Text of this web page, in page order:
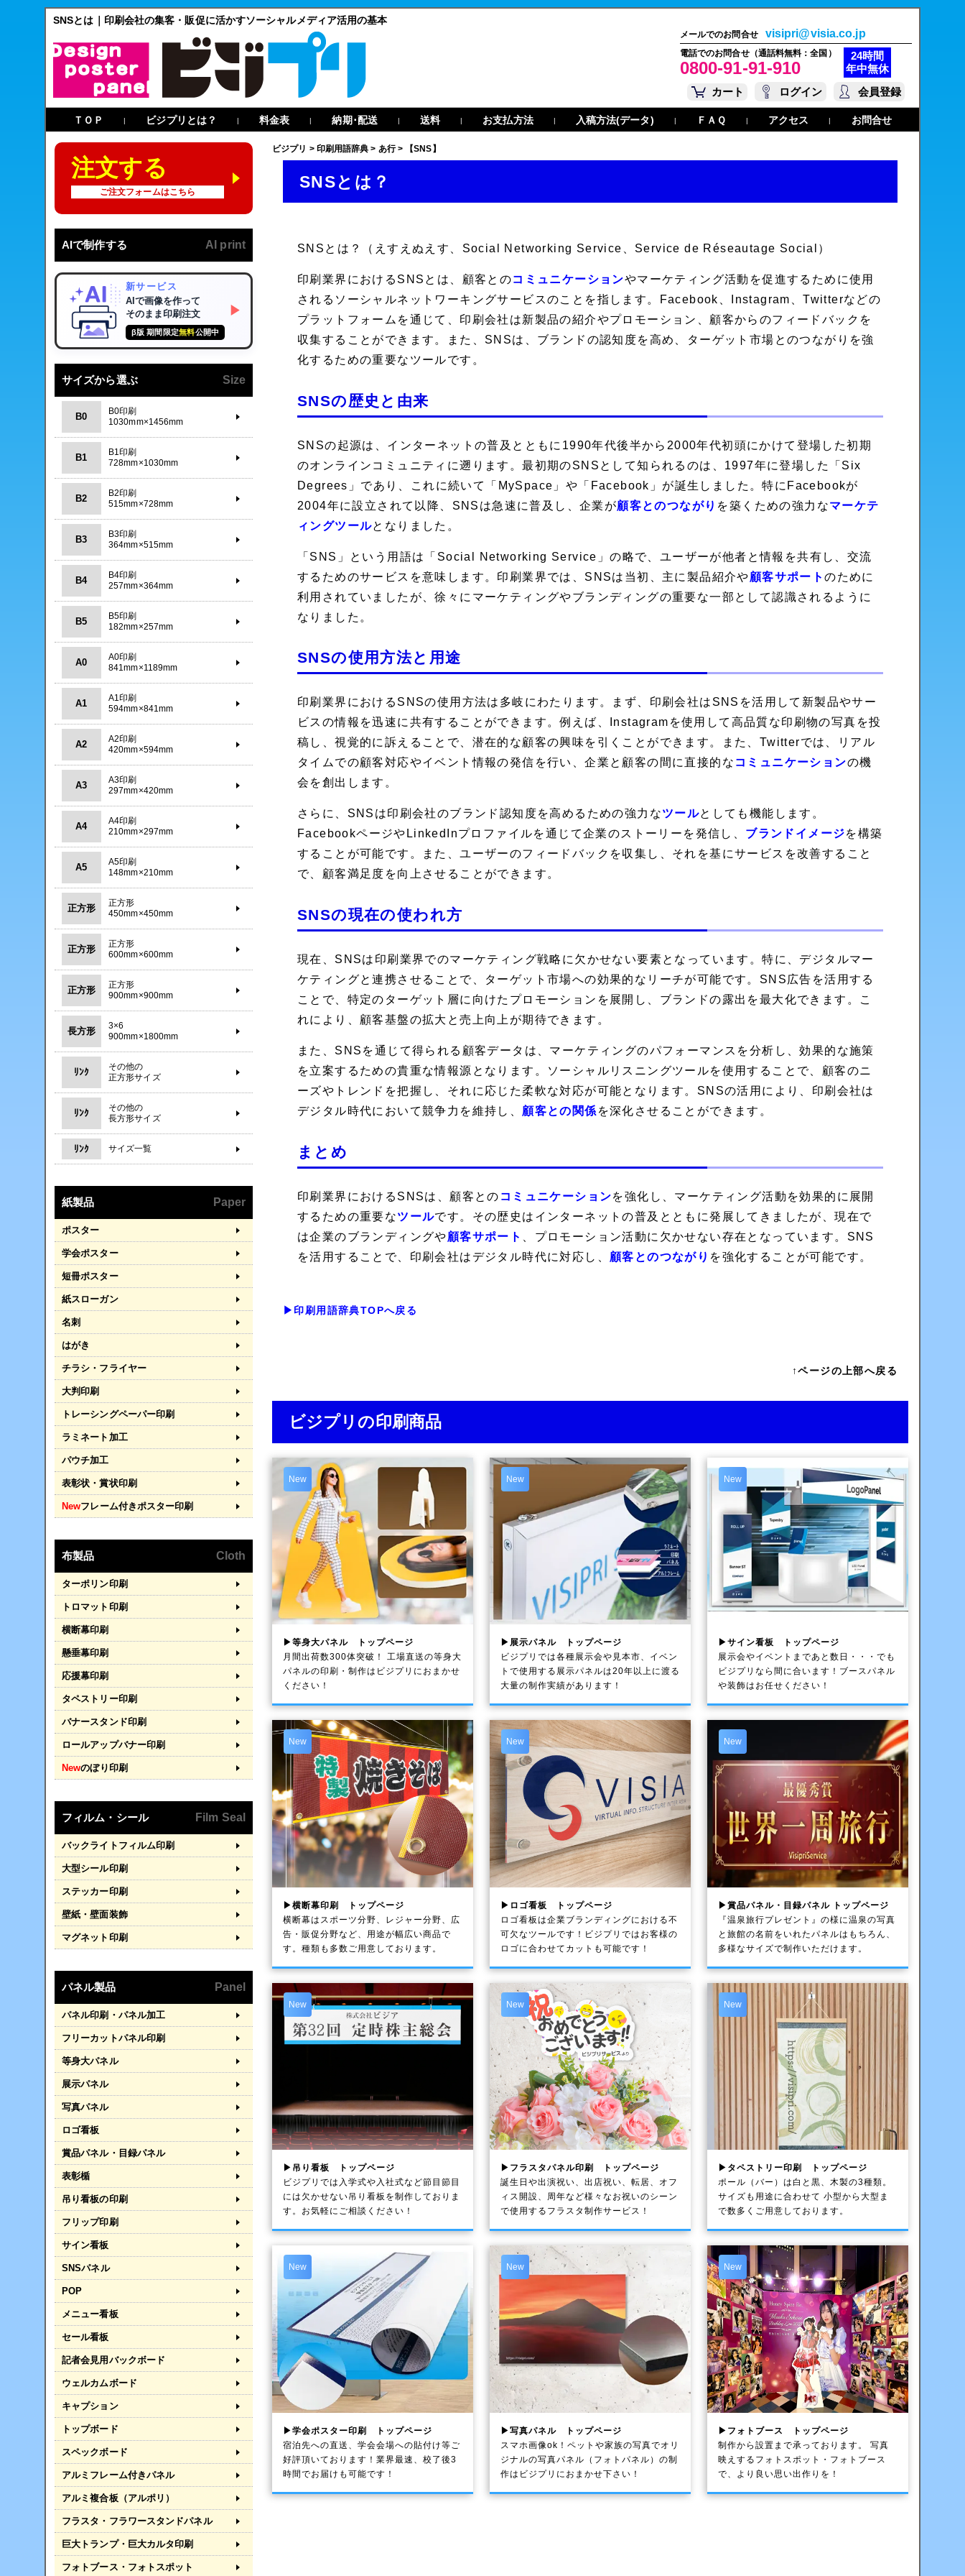
SNSとは｜印刷会社の集客・販促に活かすソーシャルメディア活用の基本
メールでのお問合せ visipri@visia.co.jp
電話でのお問合せ（通話料無料：全国）
0800-91-91-910
24時間
年中無休
カート
ログイン 会員登録
ＴＯＰ | ビジプリとは？ | 料金表 | 納期･配送 | 送料 | お支払方法 | 入稿方法(データ) | ＦＡＱ | アクセス | お問合せ
ビジプリ > 印刷用語辞典 > あ行> 【SNS】
SNSとは？
SNS とは？（えすえぬえす、Social Networking Service、Service de Réseautage Social）
印刷業界におけるSNSとは、顧客とのコミュニケーションやマーケティング活動を促進するために使用
されるソーシャルネットワーキングサービスのことを指します。Facebook、Instagram、Twitterなどの
プラットフォームを通じて、印刷会社は新製品の紹介やプロモーション、顧客からのフィードバックを
収集することができます。また、SNSは、ブランドの認知度を高め、ターゲット市場とのつながりを強
化するための重要なツールです。
SNSの歴史と由来
SNSの起源は、インターネットの普及とともに1990年代後半から2000年代初頭にかけて登場した初期
のオンラインコミュニティに遡ります。最初期のSNSとして知られるのは、1997年に登場した「Six
Degrees」であり、これに続いて「MySpace」や「Facebook」が誕生しました。特にFacebookが
2004年に設立されて以降、SNSは急速に普及し、企業が顧客とのつながり を築くための強力なマーケテ
ィングツールとなりました。
「SNS」という用語は「Social Networking Service」の略で、ユーザーが他者と情報を共有し、交流
するためのサービスを意味します。印刷業界では、SNSは当初、主に製品紹介や顧客サポートのために
利用されていましたが、徐々にマーケティングやブランディングの重要な一部として認識されるように
なりました。
SNSの使用方法と用途
印刷業界におけるSNSの使用方法は多岐にわたります。まず、印刷会社はSNSを活用して新製品やサー
ビスの情報を迅速に共有することができます。例えば、Instagramを使用して高品質な印刷物の写真を投
稿し、視覚的に訴えることで、潜在的な顧客の興味を引くことができます。また、Twitterでは、リアル
タイムでの顧客対応やイベント情報の発信を行い、企業と顧客の間に直接的な コミュニケーションの機
会を創出します。
さらに、SNSは印刷会社のブランド認知度を高めるための強力なツールとしても機能します。
FacebookページやLinkedInプロファイルを通じて企業のストーリーを発信し、 ブランドイメージを構築
することが可能です。また、ユーザーのフィードバックを収集し、それを基にサービスを改善すること
で、顧客満足度を向上させることができます。
SNSの現在の使われ方
現在、SNSは印刷業界でのマーケティング戦略に欠かせない要素となっています。特に、デジタルマー
ケティングと連携させることで、ターゲット市場への効果的なリーチが可能です。SNS広告を活用する
ことで、特定のターゲット層に向けたプロモーションを展開し、ブランドの露出を最大化できます。こ
れにより、顧客基盤の拡大と売上向上が期待できます。
また、SNSを通じて得られる顧客データは、マーケティングのパフォーマンスを分析し、効果的な施策
を立案するための貴重な情報源となります。ソーシャルリスニングツールを使用することで、顧客のニ
ーズやトレンドを把握し、それに応じた柔軟な対応が可能となります。SNSの活用により、印刷会社は
デジタル時代において競争力を維持し、 顧客との関係 を深化させることができます。
まとめ
印刷業界におけるSNSは、顧客との コミュニケーションを強化し、マーケティング活動を効果的に展開
するための重要なツールです。その歴史はインターネットの普及とともに発展してきましたが、現在で
は企業のブランディングや顧客サポート
、プロモーション活動に欠かせない存在となっています。SNS
を活用することで、印刷会社はデジタル時代に対応し、 顧客とのつながり を強化することが可能です。
▶印刷用語辞典TOPへ戻る
↑ページの上部へ戻る
ビジプリの印刷商品
New
▶等身大パネル トップページ
月間出荷数300体突破！ 工場直送の等身大
パネルの印刷・制作は ビジプリ におまかせ
ください！
New
▶展示パネル トップページ
ビジプリでは各種展示会や見本市、イベン
トで使用する展示パネルは20年以上に渡る
大量の制作実績があります！
New
▶サイン看板 トップページ
展示会やイベントまであと数日・・・でも
ビジプリなら間に合います！ブースパネル
や装飾はお任せください！
New
▶横断幕印刷 トップページ
横断幕はスポーツ分野、レジャー分野、広
告・販促分野など、用途が幅広い商品で
す。種類も多数ご用意しております。
New
▶ロゴ看板 トップページ
ロゴ看板は企業ブランディングにおける不
可欠なツールです！ビジプリではお客様の
ロゴに合わせてカットも可能です！
New
▶賞品パネル・目録パネル トップページ
『温泉旅行プレゼント』の様に温泉の写真
と旅館の名前をいれたパネルはもちろん、
多様なサイズで制作いただけます。
New
▶吊り看板 トップページ
ビジプリでは入学式や入社式など節目節目
には欠かせない吊り看板を制作しておりま
す。お気軽にご相談ください！
New
▶フラスタパネル印刷 トップページ
誕生日や出演祝い、出店祝い、転居、オフ
ィス開設、周年など様々なお祝いのシーン
で使用するフラスタ制作サービス！
New
▶タペストリー印刷 トップページ
ポール（バー）は白と黒、木製の3種類。
サイズも用途に合わせて 小型から大型ま
で数多くご用意しております。
New
▶学会ポスター印刷 トップページ
宿泊先への直送、学会会場への貼付け等ご
好評頂いております！業界最速、校了後3
時間でお届けも可能です！
New
▶写真パネル トップページ
スマホ画像ok！ペットや家族の写真でオリ
ジナルの写真パネル（フォトパネル）の制
作はビジプリにおまかせ下さい！
New
▶フォトブース トップページ
制作から設置まで承っております。 写真
映えするフォトスポット・フォトブース
で、より良い思い出作りを！
注文する
ご注文フォームはこちら
AIで制作する AI print
新サービス
AIで画像を作って
そのまま印刷注文
β版 期間限定無料公開中
▶
サイズから選ぶ Size
B0
B0印刷
1030mm×1456mm
B1
B1印刷
728mm×1030mm
B2
B2印刷
515mm×728mm
B3
B3印刷
364mm×515mm
B4
B4印刷
257mm×364mm
B5
B5印刷
182mm×257mm
A0
A0印刷
841mm×1189mm
A1
A1印刷
594mm×841mm
A2
A2印刷
420mm×594mm
A3
A3印刷
297mm×420mm
A4
A4印刷
210mm×297mm
A5
A5印刷
148mm×210mm
正方形
正方形
450mm×450mm
正方形
正方形
600mm×600mm
正方形
正方形
900mm×900mm
長方形
3×6
900mm×1800mm
ﾘﾝｸ
その他の
正方形サイズ
ﾘﾝｸ
その他の
長方形サイズ
ﾘﾝｸ サイズ一覧
紙製品 Paper
ポスター
学会ポスター
短冊ポスター
紙スローガン
名刺
はがき
チラシ・フライヤー
大判印刷
トレーシングペーパー印刷
ラミネート加工
パウチ加工
表彰状・賞状印刷
Newフレーム付きポスター印刷
布製品 Cloth
ターポリン印刷
トロマット印刷
横断幕印刷
懸垂幕印刷
応援幕印刷
タペストリー印刷
バナースタンド印刷
ロールアップバナー印刷
Newのぼり印刷
フィルム・シール Film Seal
バックライトフィルム印刷
大型シール印刷
ステッカー印刷
壁紙・壁面装飾
マグネット印刷
パネル製品 Panel
パネル印刷・パネル加工
フリーカットパネル印刷
等身大パネル
展示パネル
写真パネル
ロゴ看板
賞品パネル・目録パネル
表彰楯
吊り看板の印刷
フリップ印刷
サイン看板
SNSパネル
POP
メニュー看板
セール看板
記者会見用バックボード
ウェルカムボード
キャプション
トップボード
スペックボード
アルミフレーム付きパネル
アルミ複合板（アルポリ）
フラスタ・フラワースタンドパネル
巨大トランプ・巨大カルタ印刷
フォトブース・フォトスポット